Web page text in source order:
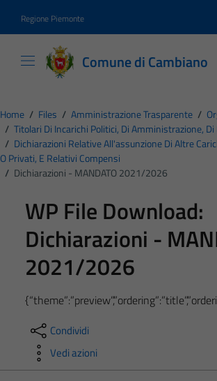
Regione Piemonte
Comune di Cambiano
Home / Files / Amministrazione Trasparente /
/ Titolari Di Incarichi Politici, Di Amministrazione, Di
/ Dichiarazioni Relative All'assunzione Di Altre
O Privati, E Relativi Compensi
/ Dichiarazioni - MANDATO 2021/2026
WP File Download:
Dichiarazioni -
2021/2026
Condividi
Vedi azioni